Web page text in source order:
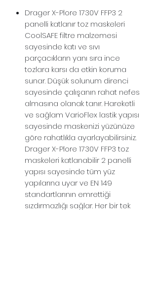
Drager X-Plore 1730V FFP3 2
panelli katlanır toz maskeleri
CoolSAFE filtre malzemesi
sayesinde katı ve sıvı
parçacıkların yanı sıra ince
tozlara karsı da etkin koruma
sunar. Düşük solunum direnci
sayesinde çalışanın rahat nefes
almasına olanak tanır. Hareketli
ve sağlam VarioFlex lastik yapısı
sayesinde maskenizi yüzünüze
göre rahatlıkla ayarlayabilirsiniz.
Drager X-Plore 1730V FFP3 toz
maskeleri katlanabilir 2 panelli
yapısı sayesinde tüm yüz
yapılarına uyar ve EN 149
standartlarının emrettiği
sızdırmazlığı sağlar. Her bir tek